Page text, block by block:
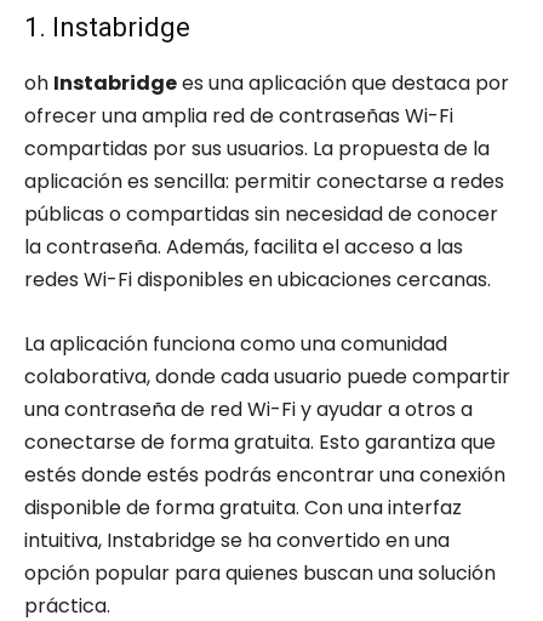
1. Instabridge
oh Instabridgees una aplicación que destaca por
ofrecer una amplia red de contraseñas Wi-Fi
compartidas por sus usuarios. La propuesta de la
aplicación es sencilla: permitir conectarse a redes
públicas o compartidas sin necesidad de conocer
la contraseña. Además, facilita el acceso a las
redes Wi-Fi disponibles en ubicaciones cercanas.
La aplicación funciona como una comunidad
colaborativa, donde cada usuario puede compartir
una contraseña de red Wi-Fi y ayudar a otros a
conectarse de forma gratuita. Esto garantiza que
estés donde estés podrás encontrar una conexión
disponible de forma gratuita. Con una interfaz
intuitiva, Instabridge se ha convertido en una
opción popular para quienes buscan una solución
práctica.